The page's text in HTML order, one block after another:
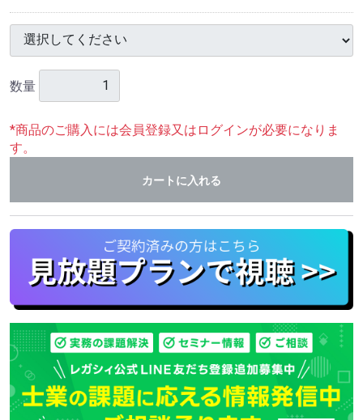
数量
*商品のご購入には会員登録又はログインが必要になりま
す。
カートに入れる